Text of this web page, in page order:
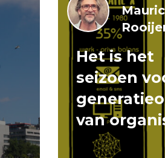
Het is het
seizoen
van